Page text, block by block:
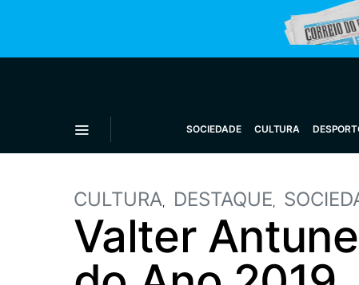
SOCIEDADE CULTURA
CULTURA DESTAQUE
Valter